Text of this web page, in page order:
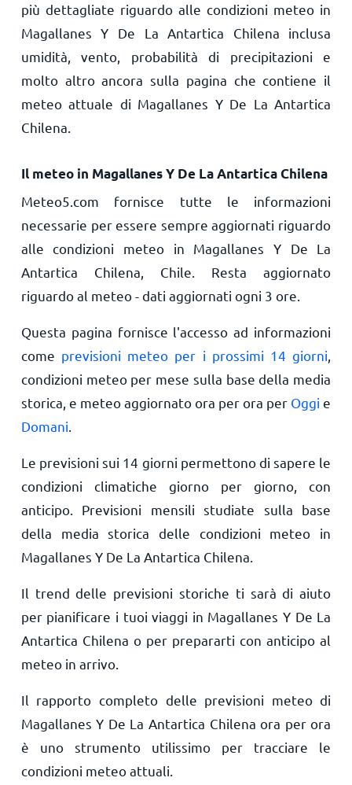
più dettagliate riguardo alle condizioni meteo in
Magallanes Y De La Antartica Chilena inclusa
umidità, vento, probabilità di precipitazioni e
molto altro ancora sulla pagina che contiene il
meteo attuale di Magallanes Y De La Antartica
Chilena.
Il meteo in Magallanes Y De La Antartica Chilena
Meteo5.com fornisce tutte le informazioni
necessarie per essere sempre aggiornati riguardo
alle condizioni meteo in Magallanes Y De La
Antartica Chilena, Chile. Resta aggiornato
riguardo al meteo - dati aggiornati ogni 3 ore.
Questa pagina fornisce l'accesso ad informazioni
come previsioni meteo per i prossimi 14 giorni
condizioni meteo per mese sulla base della media
storica, e meteo aggiornato ora per ora per Oggi e
Domani
Le previsioni sui 14 giorni permettono di sapere le
condizioni climatiche giorno per giorno, con
anticipo. Previsioni mensili studiate sulla base
della media storica delle condizioni meteo in
Magallanes Y De La Antartica Chilena.
Il trend delle previsioni storiche ti sarà di aiuto
per pianificare i tuoi viaggi in Magallanes Y De La
Antartica Chilena o per prepararti con anticipo al
meteo in arrivo.
Il rapporto completo delle previsioni meteo di
Magallanes Y De La Antartica Chilena ora per ora
è uno strumento utilissimo per tracciare le
condizioni meteo attuali.